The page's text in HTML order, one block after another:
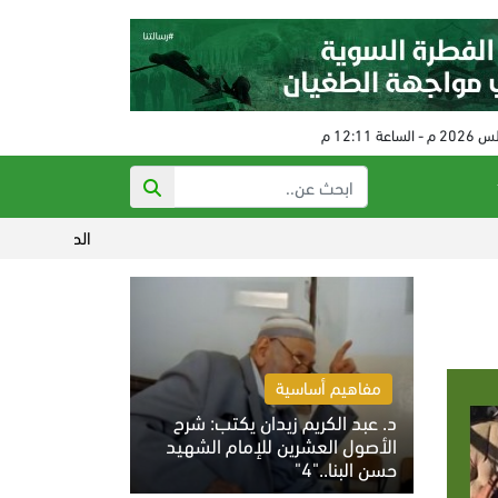
الحكم على مفتي النظام
مفاهيم أساسية
د. عبد الكريم زيدان يكتب: شرح
الأصول العشرين للإمام الشهيد
حسن البنا.."4"